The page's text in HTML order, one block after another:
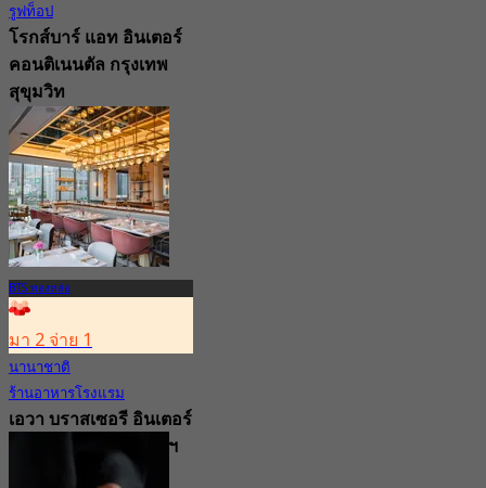
รูฟท็อป
โรกส์บาร์ แอท อินเตอร์
คอนติเนนตัล กรุงเทพ
สุขุมวิท
5.0
289 การจอง
จาก฿ 395
BTS ทองหล่อ
มา 2 จ่าย 1
นานาชาติ
ร้านอาหารโรงแรม
เอวา บราสเซอรี อินเตอร์
คอนติเนนตัล กรุงเทพฯ